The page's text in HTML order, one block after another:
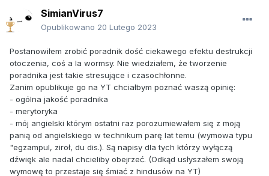
SimianVirus7
Opublikowano 20 Lutego 2023
Postanowiłem zrobić poradnik dość ciekawego efektu destrukcji
otoczenia, coś a la wormsy. Nie wiedziałem, że tworzenie
poradnika jest takie stresujące i czasochłonne.
Zanim opublikuje go na YT chciałbym poznać waszą opinię:
- ogólna jakość poradnika
- merytoryka
- mój angielski którym ostatni raz porozumiewałem się z moją
panią od angielskiego w technikum parę lat temu (wymowa typu
"egzampul, ziroł, du dis.). Są napisy dla tych którzy wyłączą
dźwięk ale nadal chcieliby obejrzeć. (Odkąd usłyszałem swoją
wymowę to przestaje się śmiać z hindusów na YT)